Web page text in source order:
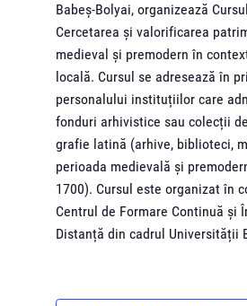
Babeş-Bolyai, organizează
Cercetarea și valorificarea
medieval și premodern în
locală. Cursul se adresează în
personalului instituțiilor care
fonduri arhivistice sau colecții
grafie latină (arhive, biblioteci,
perioada medievală și
1700). Cursul este organizat în
Centrul de Formare Continuă și
Distanță din cadrul Universității